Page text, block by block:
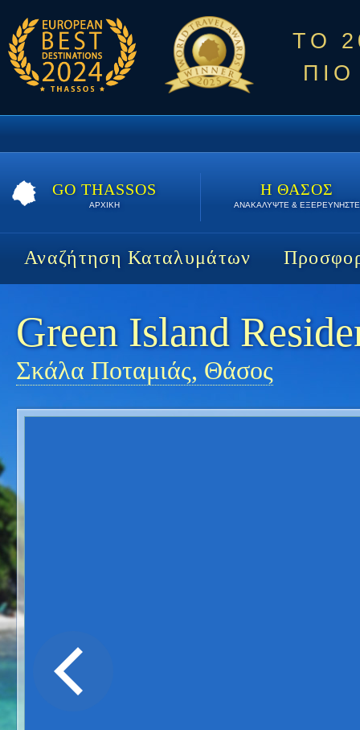
ΤΟ
GO THASSOS
ΑΡΧΙΚΗ
Η ΘΑΣΟΣ
ΑΝΑΚΑΛΥΨΤΕ & ΕΞΕΡΕΥΝΗΣΤΕ
Αναζήτηση Καταλυμάτων
Green Island
Σκάλα Ποταμιάς, Θάσος